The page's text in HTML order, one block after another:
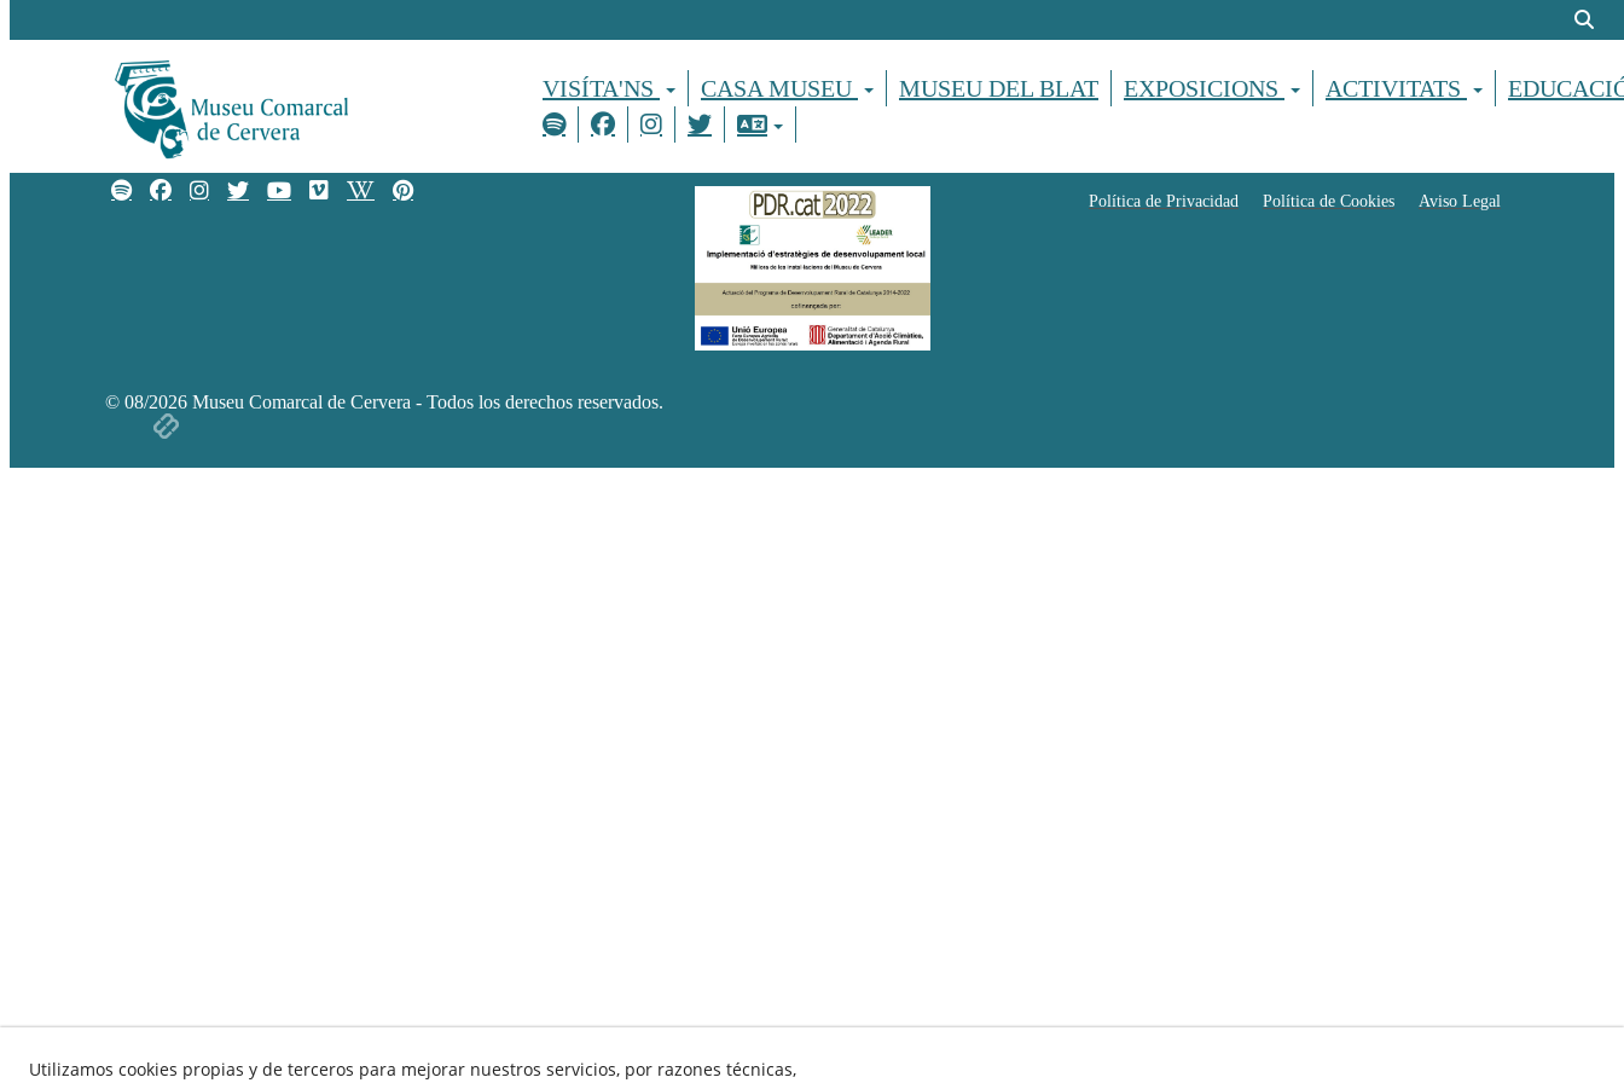
VISÍTA'NS CASA MUSEU MUSEU DEL BLAT EXPOSICIONS ACTIVITATS
Exposicions
Aviso Legal
Política de Cookies
Política de Privacidad
© 08/2026 Museu Comarcal de Cervera - Todos los derechos reservados.
Utilizamos cookies propias y de terceros para mejorar nuestros servicios, por razones técnicas,